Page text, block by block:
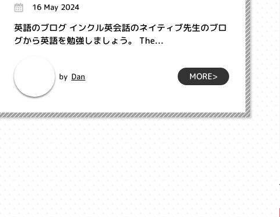
16 May 2024
英語のブログ インクル英会話のネイティブ先生のブロ
グから英語を勉強しましょう。 The...
by Dan MORE>